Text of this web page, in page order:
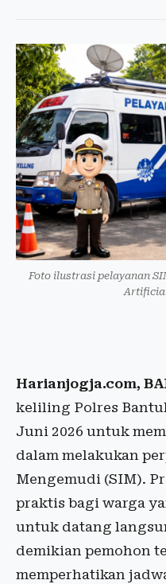
Foto ilustrasi pelayanan
Harianjogja.com,
keliling Polres
Juni 2026 untuk
dalam melakukan
Mengemudi (SIM).
praktis bagi warga
untuk datang
demikian pemohon
memperhatikan